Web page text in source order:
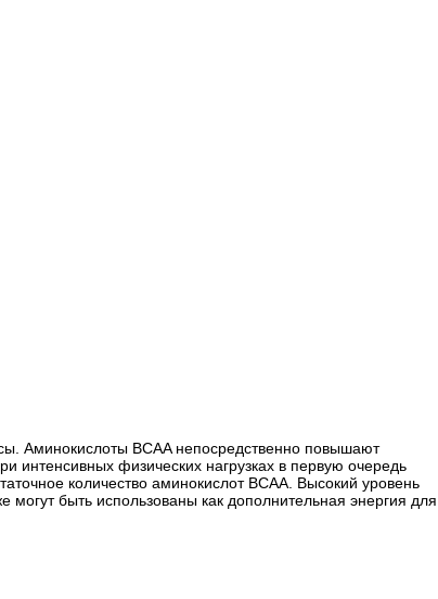
Аминокислоты BCAA непосредственно повышают
физических нагрузках в первую очередь
количество аминокислот BCAA. Высокий уровень
могут быть использованы как дополнительная энергия для